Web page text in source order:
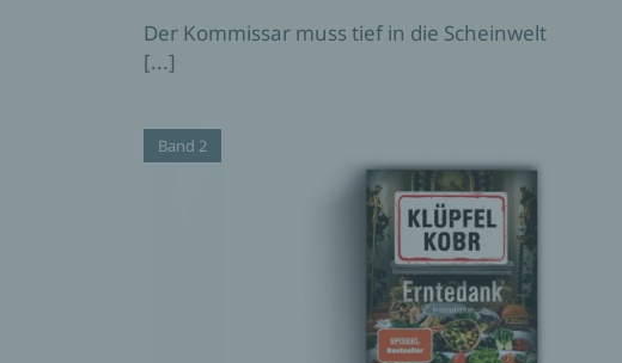
Der Kommissar muss tief in die Scheinwelt
[...]
Band 2